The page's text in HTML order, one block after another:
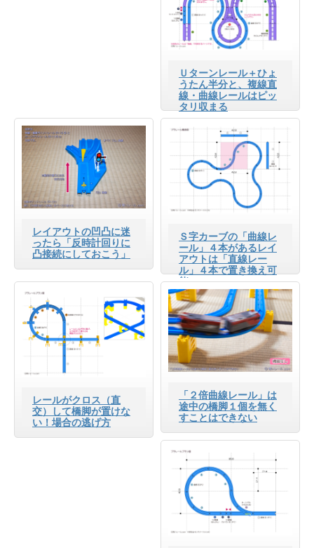
Ｕターンレール＋ひょ
うたん半分と、複線直
線・曲線レールはピッ
タリ収まる
レイアウトの凹凸に迷
ったら「反時計回りに
凸接続にしておこう」
Ｓ字カーブの「曲線レ
ール」４本があるレイ
アウトは「直線レー
ル」４本で置き換え可
能
レールがクロス（直
交）して橋脚が置けな
い！場合の逃げ方
「２倍曲線レール」は
途中の橋脚１個を無く
すことはできない